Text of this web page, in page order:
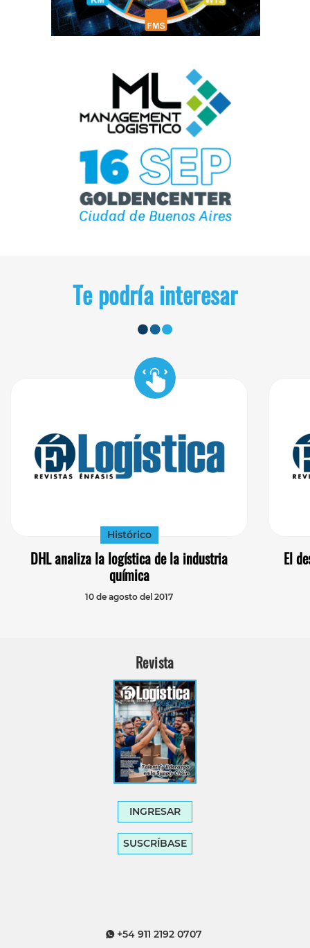
Te podría interesar
Histórico
DHL analiza la logística de la industria
química
10 de agosto del 2017
El
Revista
INGRESAR
SUSCRÍBASE
+54 911 2192 0707